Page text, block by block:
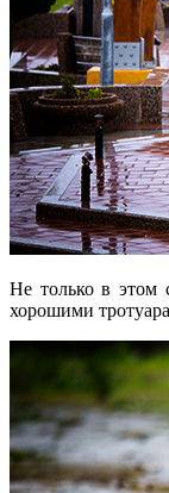
Не только в этом
хорошими